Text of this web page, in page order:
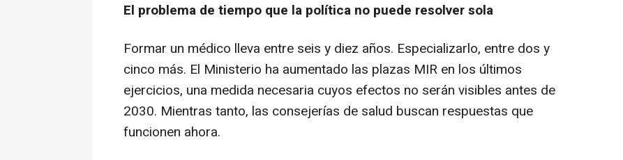
El problema de tiempo que la política no puede resolver sola
Formar un médico lleva entre seis y diez años. Especializarlo, entre dos y
cinco más. El Ministerio ha aumentado las plazas MIR en los últimos
ejercicios, una medida necesaria cuyos efectos no serán visibles antes de
2030. Mientras tanto, las consejerías de salud buscan respuestas que
funcionen ahora.